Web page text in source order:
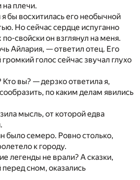
на плечи.
бы восхитилась его необычной
Но сейчас сердце испуганно
свойски он взглянул на меня.
Айлария, — ответил отец. Его
голос сейчас звучал глухо
вы? — дерзко ответила я,
по каким делам явились
мысль, от которой едва
семеро. Ровно столько,
к городу.
легенды не врали? А сказки,
сном, оказались